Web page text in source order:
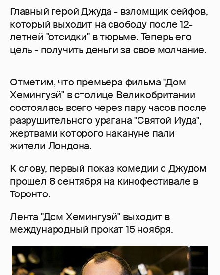
Главный герой Джуда - взломщик сейфов,
который выходит на свободу после 12-
летней "отсидки" в тюрьме. Теперь его
цель - получить деньги за свое молчание.
Отметим, что премьера фильма "Дом
Хемингуэй" в столице Великобритании
состоялась всего через пару часов после
разрушительного урагана "Святой Иуда",
жертвами которого накануне пали
жители Лондона.
К слову, первый показ комедии с Джудом
прошел 8 сентября на кинофестивале в
Торонто.
Лента "Дом Хемингуэй" выходит в
международный прокат 15 ноября.